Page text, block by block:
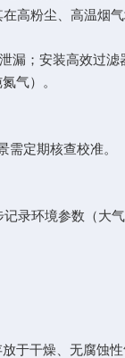
高粉尘、高温烟
漏；安装高效过
气）。
需定期核查校准。
录环境参数（大
于干燥、无腐蚀